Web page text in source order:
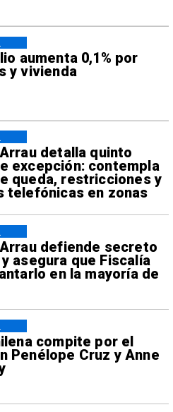
aumenta 0,1% por
y vivienda
detalla quinto
excepción: contempla
queda, restricciones y
telefónicas en zonas
defiende secreto
asegura que Fiscalía
en la mayoría de
compite por el
Penélope Cruz y Anne